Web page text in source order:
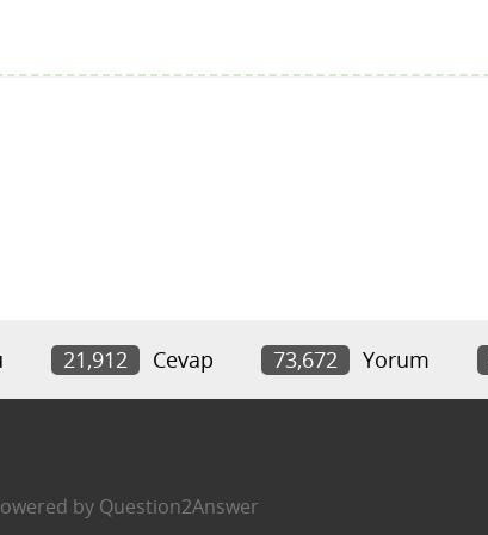
21,912 Cevap 73,672 Yorum
by Question2Answer